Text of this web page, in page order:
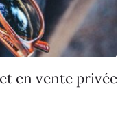
en vente privée